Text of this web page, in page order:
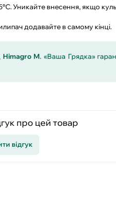
Уникайте внесення, якщо
додавайте в самому кінці.
Himagro M. «Ваша Грядка»
про цей товар
відгук